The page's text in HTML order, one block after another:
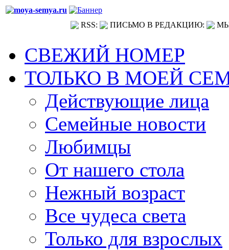
RSS: ПИСЬМО В РЕДАКЦИЮ:
СВЕЖИЙ НОМЕР
ТОЛЬКО В МОЕЙ
Действующие лица
Семейные новости
Любимцы
От нашего стола
Нежный возраст
Все чудеса света
Только для взрослых